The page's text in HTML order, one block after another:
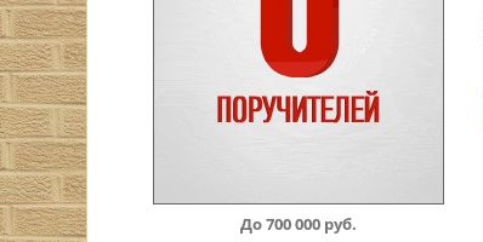
До 700 000 руб.